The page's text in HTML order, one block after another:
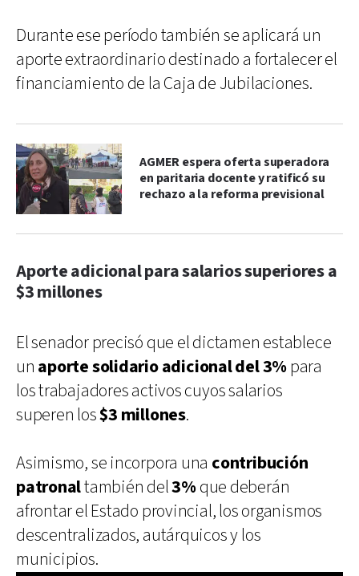
Durante ese período también se aplicará un
aporte extraordinario destinado a fortalecer el
financiamiento de la Caja de Jubilaciones.
AGMER espera oferta superadora
en paritaria docente y ratificó su
rechazo a la reforma previsional
Aporte adicional para salarios superiores a
$3 millones
El senador precisó que el dictamen establece
un aporte solidario adicional del 3%para
los trabajadores activos cuyos salarios
superen los$3 millones.
Asimismo, se incorpora una contribución
patronaltambién del3%que deberán
afrontar el Estado provincial, los organismos
descentralizados, autárquicos y los
municipios.